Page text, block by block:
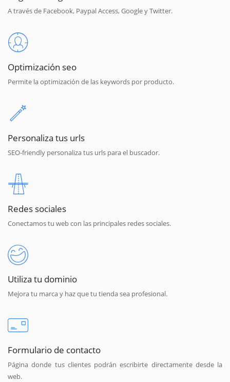
A través de Facebook, Paypal Access, Google y Twitter.
Optimización seo
Permite la optimización de las keywords por producto.
Personaliza tus urls
SEO-friendly personaliza tus urls para el buscador.
Redes sociales
Conectamos tu web con las principales redes sociales.
Utiliza tu dominio
Mejora tu marca y haz que tu tienda sea profesional.
Formulario de contacto
Página donde tus clientes podrán escribirte directamente desde la
web.